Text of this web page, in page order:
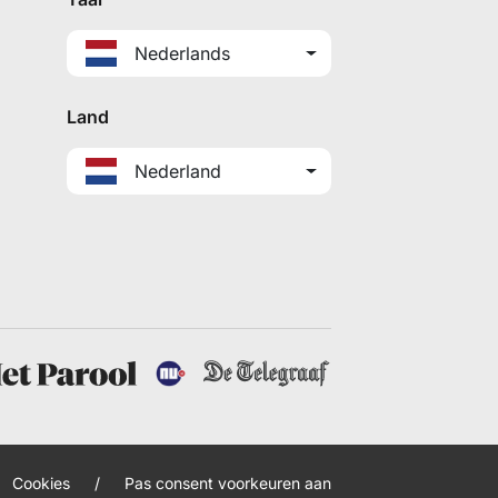
Nederlands
Land
Nederland
Cookies / Pas consent voorkeuren aan